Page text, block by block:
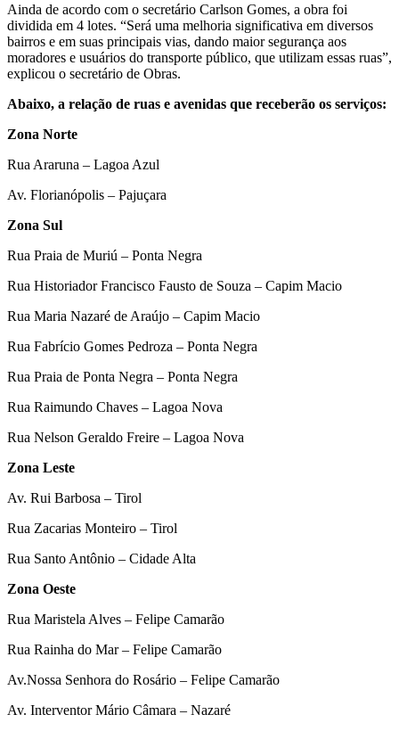
Ainda de acordo com o secretário Carlson Gomes, a obra foi
dividida em 4 lotes. “Será uma melhoria significativa em diversos
bairros e em suas principais vias, dando maior segurança aos
moradores e usuários do transporte público, que utilizam essas ruas”,
explicou o secretário de Obras.
Abaixo, a relação de ruas e avenidas que receberão os serviços:
Zona Norte
Rua Araruna – Lagoa Azul
Av. Florianópolis – Pajuçara
Zona Sul
Rua Praia de Muriú – Ponta Negra
Rua Historiador Francisco Fausto de Souza – Capim Macio
Rua Maria Nazaré de Araújo – Capim Macio
Rua Fabrício Gomes Pedroza – Ponta Negra
Rua Praia de Ponta Negra – Ponta Negra
Rua Raimundo Chaves – Lagoa Nova
Rua Nelson Geraldo Freire – Lagoa Nova
Zona Leste
Av. Rui Barbosa – Tirol
Rua Zacarias Monteiro – Tirol
Rua Santo Antônio – Cidade Alta
Zona Oeste
Rua Maristela Alves – Felipe Camarão
Rua Rainha do Mar – Felipe Camarão
Av.Nossa Senhora do Rosário – Felipe Camarão
Av. Interventor Mário Câmara – Nazaré